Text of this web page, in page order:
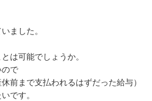
ました。
は可能でしょうか。
ので
前まで支払われるはずだった給与）
です。